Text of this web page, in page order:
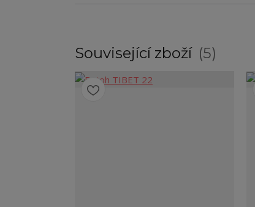
Související zboží 5